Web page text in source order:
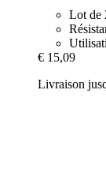
Lot de
€ 15,09
Livraison